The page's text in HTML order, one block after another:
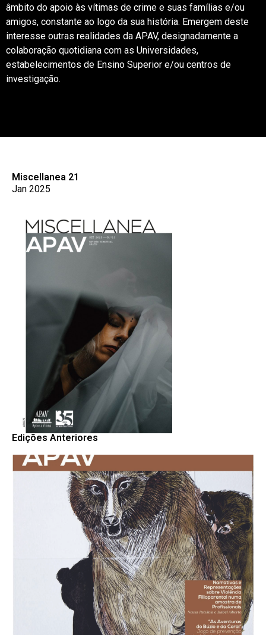
âmbito do apoio às vítimas de crime e suas famílias e/ou
amigos, constante ao logo da sua história. Emergem deste
interesse outras realidades da APAV, designadamente a
colaboração quotidiana com as Universidades,
estabelecimentos de Ensino Superior e/ou centros de
investigação.
Miscellanea 21
Jan 2025
Edições Anteriores